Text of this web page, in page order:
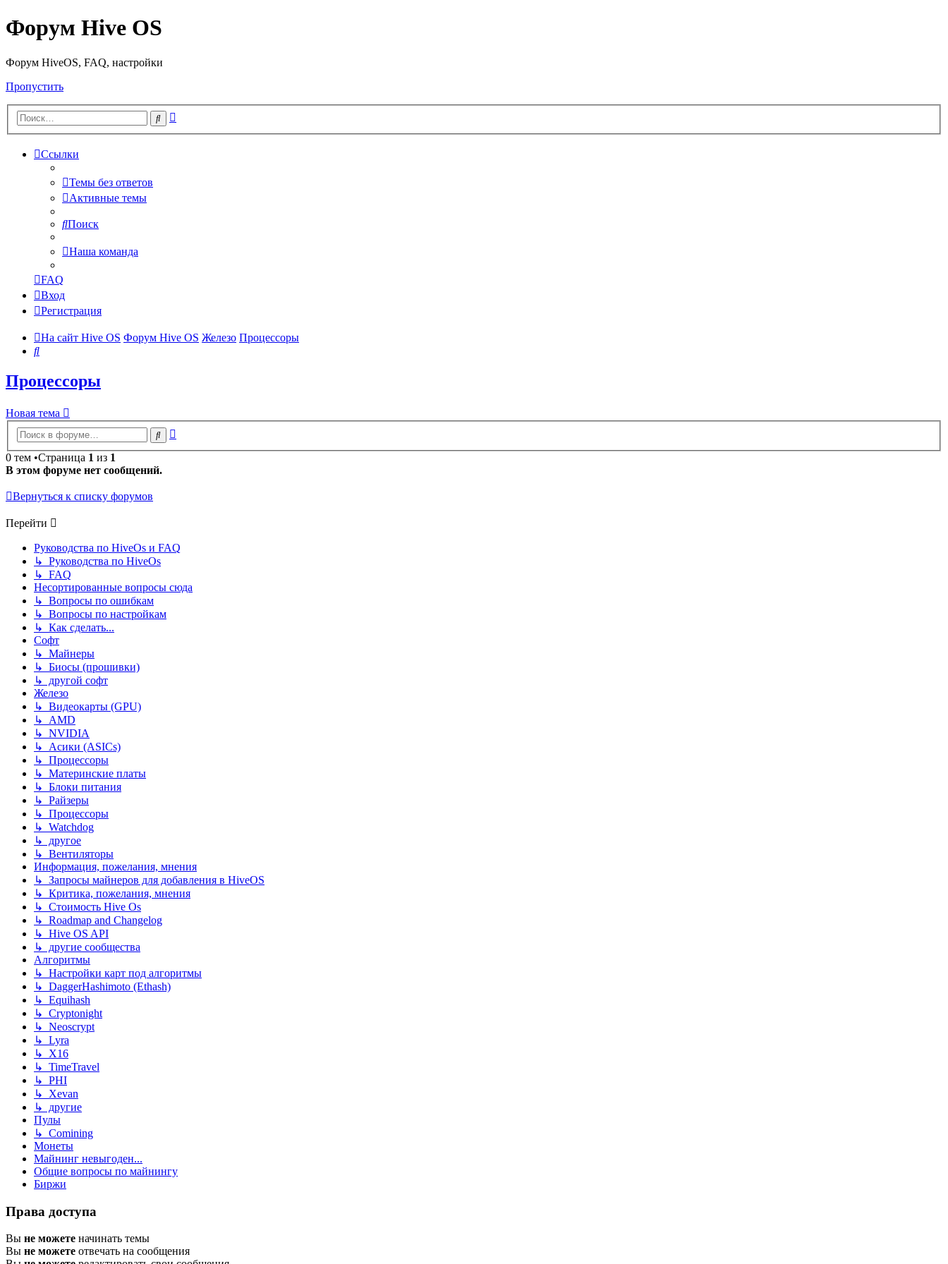
Форум Hive OS
Форум HiveOS, FAQ, настройки
Пропустить
Поиск
Ссылки
Темы без ответов
Активные темы
Поиск
Наша команда
FAQ
Вход
Регистрация
На сайт Hive OS Форум Hive OS Железо Процессоры
Поиск
Процессоры
Новая тема
Поиск
0 тем •Страница 1 из 1
В этом форуме нет сообщений.
Вернуться к списку форумов
Перейти
Руководства по HiveOs и FAQ
↳ Руководства по HiveOs
↳ FAQ
Несортированные вопросы сюда
↳ Вопросы по ошибкам
↳ Вопросы по настройкам
↳ Как сделать...
Софт
↳ Майнеры
↳ Биосы (прошивки)
↳ другой софт
Железо
↳ Видеокарты (GPU)
↳ AMD
↳ NVIDIA
↳ Асики (ASICs)
↳ Процессоры
↳ Материнские платы
↳ Блоки питания
↳ Райзеры
↳ Процессоры
↳ Watchdog
↳ другое
↳ Вентиляторы
Информация, пожелания, мнения
↳ Запросы майнеров для добавления в HiveOS
↳ Критика, пожелания, мнения
↳ Стоимость Hive Os
↳ Roadmap and Changelog
↳ Hive OS API
↳ другие сообщества
Алгоритмы
↳ Настройки карт под алгоритмы
↳ DaggerHashimoto (Ethash)
↳ Equihash
↳ Cryptonight
↳ Neoscrypt
↳ Lyra
↳ X16
↳ TimeTravel
↳ PHI
↳ Xevan
↳ другие
Пулы
↳ Comining
Монеты
Майнинг невыгоден...
Общие вопросы по майнингу
Биржи
Права доступа
Вы не можете начинать темы
Вы не можете отвечать на сообщения